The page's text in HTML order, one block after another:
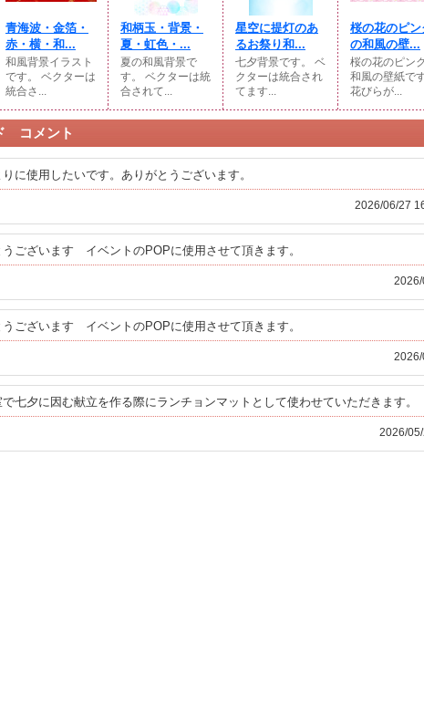
青海波・金箔・
赤・横・和...
和風背景イラスト
です。 ベクターは
統合さ...
和柄玉・背景・
夏・虹色・...
夏の和風背景で
す。 ベクターは統
合されて...
星空に提灯のあ
るお祭り和...
七夕背景です。 ベ
クターは統合され
てます...
桜の花のピン
の和風の壁...
桜の花のピン
和風の壁紙です
花びらが...
コメント
に使用したいです。ありがとうございます。
2026/06/27
うございます イベントのPOPに使用させて頂きます。
うございます イベントのPOPに使用させて頂きます。
七夕に因む献立を作る際にランチョンマットとして使わせていただきます。
2026/